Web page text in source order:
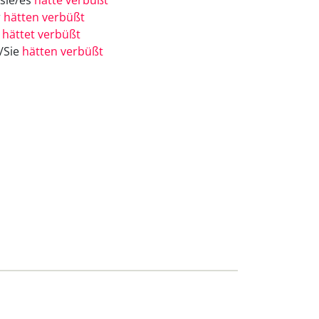
hätten verbüßt
hättet verbüßt
hätten verbüßt